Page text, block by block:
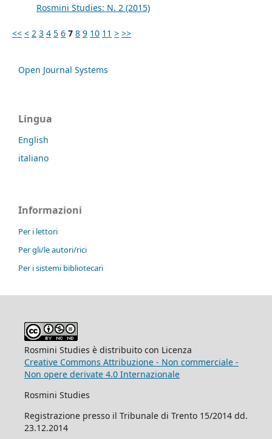
Rosmini Studies: N. 2 (2015)
<< < 2 3 4 5 6 7 8 9 10 11 > >>
Open Journal Systems
Lingua
English
italiano
Informazioni
Per i lettori
Per gli/le autori/rici
Per i sistemi bibliotecari
Rosmini Studies è distribuito con Licenza
Creative Commons Attribuzione - Non commerciale -
Non opere derivate 4.0 Internazionale
Rosmini Studies
Registrazione presso il Tribunale di Trento 15/2014 dd.
23.12.2014